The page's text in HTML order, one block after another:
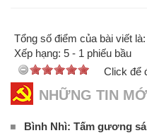
Tổng số điểm của bài viết
Xếp hạng: 5 - 1 phiếu bầu
Click để
NHỮNG TIN
Bình Nhì: Tấm gương